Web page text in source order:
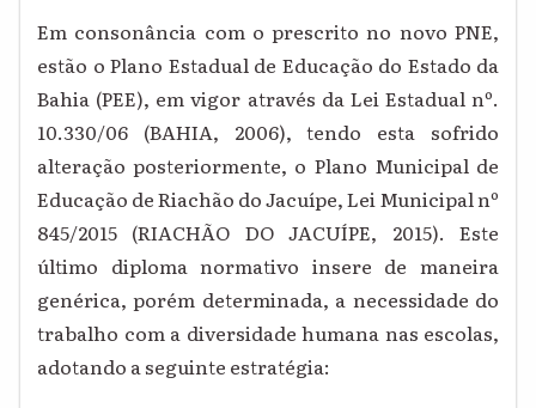
Em consonância com o prescrito no novo PNE,
estão o Plano Estadual de Educação do Estado da
Bahia (PEE), em vigor através da Lei Estadual nº.
10.330/06 (BAHIA, 2006), tendo esta sofrido
alteração posteriormente, o Plano Municipal de
Educação de Riachão do Jacuípe, Lei Municipal nº
845/2015 (RIACHÃO DO JACUÍPE, 2015). Este
último diploma normativo insere de maneira
genérica, porém determinada, a necessidade do
trabalho com a diversidade humana nas escolas,
adotando a seguinte estratégia: